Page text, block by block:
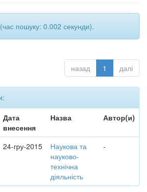
(час пошуку: 0.002 секунди).
назад 1 далі
Дата
внесення
Назва Автор(и)
24-гру-2015
Наукова та
науково-
технічна
діяльність
-